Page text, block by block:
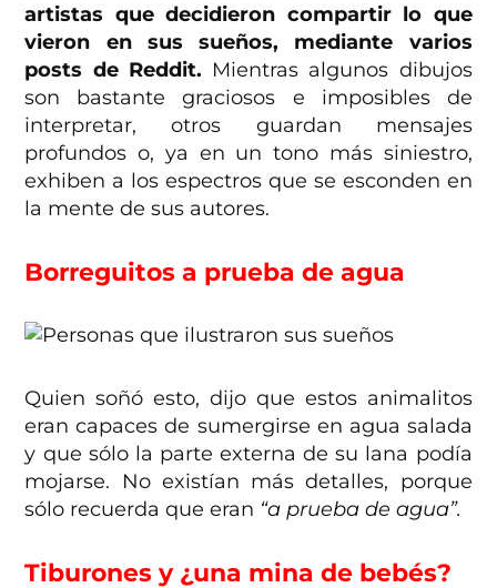
artistas que decidieron compartir lo que
vieron en sus sueños, mediante varios
posts de Reddit. Mientras algunos dibujos
son bastante graciosos e imposibles de
interpretar, otros guardan mensajes
profundos o, ya en un tono más siniestro,
exhiben a los espectros que se esconden en
la mente de sus autores.
Borreguitos a prueba de agua
Quien soñó esto, dijo que estos animalitos
eran capaces de sumergirse en agua salada
y que sólo la parte externa de su lana podía
mojarse. No existían más detalles, porque
sólo recuerda que eran “a prueba de agua”.
Tiburones y ¿una mina de bebés?